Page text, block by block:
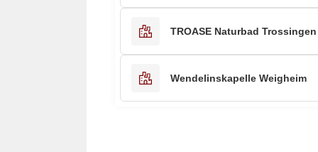
TROASE Naturbad Trossingen
Wendelinskapelle Weigheim